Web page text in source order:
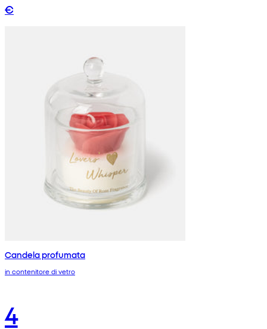
€
Candela profumata
in contenitore di vetro
4